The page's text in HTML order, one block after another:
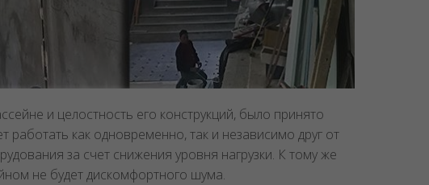
и целостность его конструкций, было принято
как одновременно, так и независимо друг от
за счет снижения уровня нагрузки. К тому же
не будет дискомфортного шума.